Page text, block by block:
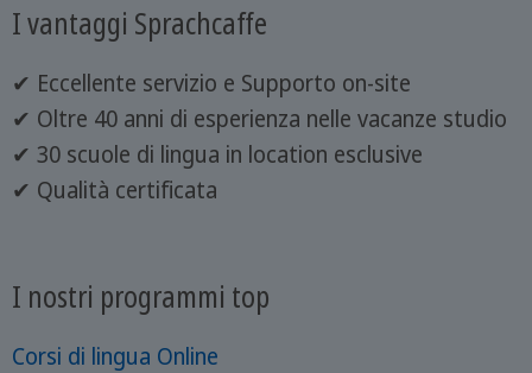
I vantaggi Sprachcaffe
✔ Eccellente servizio e Supporto on-site
✔ Oltre 40 anni di esperienza nelle vacanze studio
✔ 30 scuole di lingua in location esclusive
✔ Qualità certificata
I nostri programmi top
Corsi di lingua Online